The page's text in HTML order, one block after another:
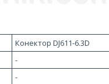
Конектор DJ611-6.3D
-
-